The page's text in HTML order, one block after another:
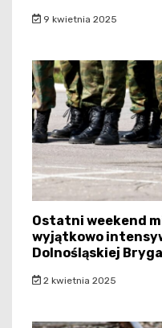
9 kwietnia 2025
Ostatni weekend
wyjątkowo
Dolnośląskiej
2 kwietnia 2025